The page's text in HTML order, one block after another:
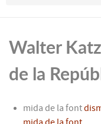
Walter
de la
mida de la font